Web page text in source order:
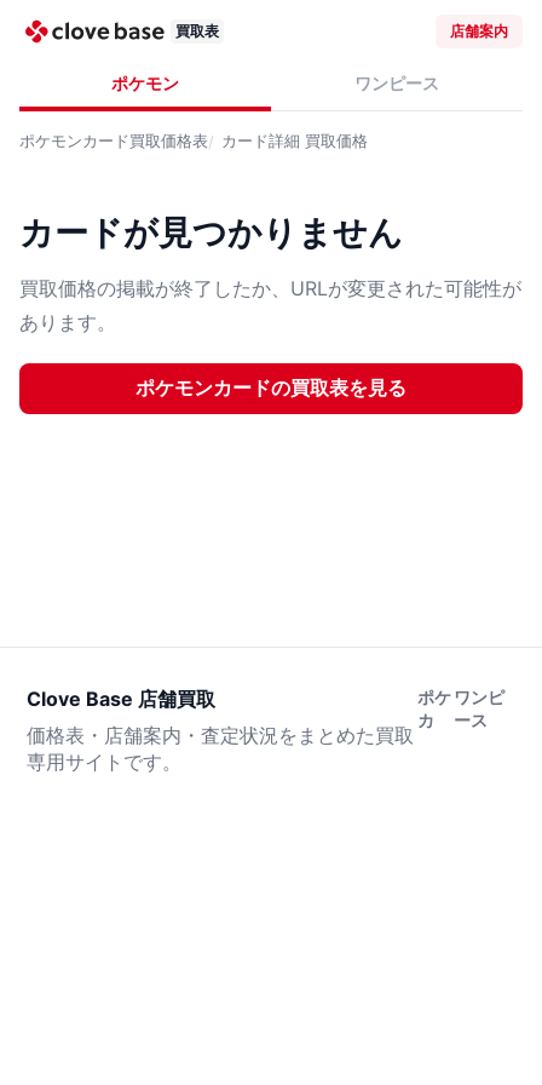
買取表 店舗案内
ポケモン ワンピース
ポケモンカード買取価格表 カード詳細 買取価格
カードが見つかりません
買取価格の掲載が終了したか、URLが変更された可能性が
あります。
ポケモンカードの買取表を見る
Clove Base 店舗買取
価格表・店舗案内・査定状況をまとめた買取
専用サイトです。
ポケ
カ
ワンピ
ース